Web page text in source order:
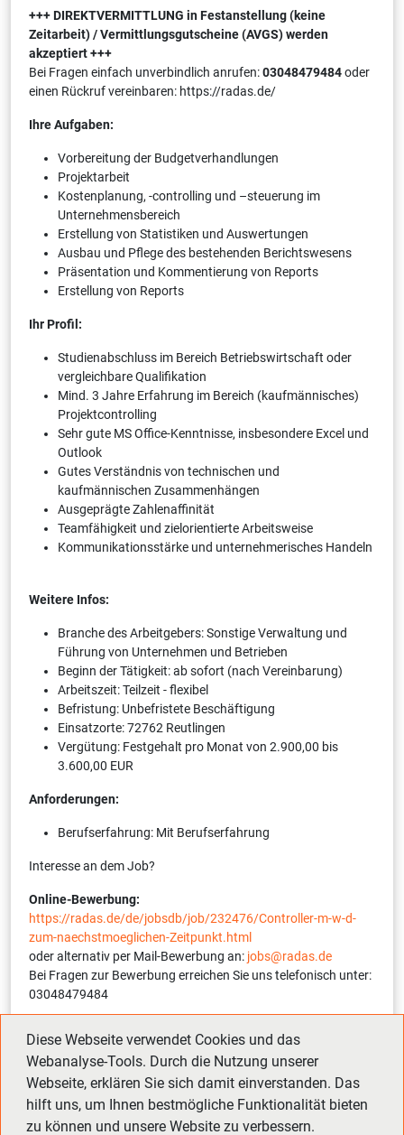
+++ DIREKTVERMITTLUNG in Festanstellung (keine
Zeitarbeit) / Vermittlungsgutscheine (AVGS) werden
akzeptiert +++
Bei Fragen einfach unverbindlich anrufen:03048479484oder
einen Rückruf vereinbaren: https://radas.de/
Ihre Aufgaben:
Vorbereitung der Budgetverhandlungen
Projektarbeit
Kostenplanung, -controlling und –steuerung im
Unternehmensbereich
Erstellung von Statistiken und Auswertungen
Ausbau und Pflege des bestehenden Berichtswesens
Präsentation und Kommentierung von Reports
Erstellung von Reports
Ihr Profil:
Studienabschluss im Bereich Betriebswirtschaft oder
vergleichbare Qualifikation
Mind. 3 Jahre Erfahrung im Bereich (kaufmännisches)
Projektcontrolling
Sehr gute MS Office-Kenntnisse, insbesondere Excel und
Outlook
Gutes Verständnis von technischen und
kaufmännischen Zusammenhängen
Ausgeprägte Zahlenaffinität
Teamfähigkeit und zielorientierte Arbeitsweise
Kommunikationsstärke und unternehmerisches Handeln
Weitere Infos:
Branche des Arbeitgebers: Sonstige Verwaltung und
Führung von Unternehmen und Betrieben
Beginn der Tätigkeit: ab sofort (nach Vereinbarung)
Arbeitszeit: Teilzeit - flexibel
Befristung: Unbefristete Beschäftigung
Einsatzorte: 72762 Reutlingen
Vergütung: Festgehalt pro Monat von 2.900,00 bis
3.600,00 EUR
Anforderungen:
Berufserfahrung: Mit Berufserfahrung
Interesse an dem Job?
Online-Bewerbung:
https://radas.de/de/jobsdb/job/232476/Controller-m-w-d-
zum-naechstmoeglichen-Zeitpunkt.html
oder alternativ per Mail-Bewerbung an: jobs@radas.de
Bei Fragen zur Bewerbung erreichen Sie uns telefonisch unter:
03048479484
Bewerbung angeben)
Zurück
Diese Webseite verwendet Cookies und das
Webanalyse-Tools. Durch die Nutzung unserer
Webseite, erklären Sie sich damit einverstanden. Das
hilft uns, um Ihnen bestmögliche Funktionalität bieten
zu können und unsere Website zu verbessern.